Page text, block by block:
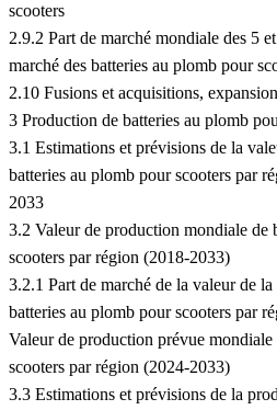
scooters
2.9.2 Part de marché mondiale des 5
marché des batteries au plomb pour
2.10 Fusions et acquisitions, expansion
3 Production de batteries au plomb
3.1 Estimations et prévisions de la
batteries au plomb pour scooters par
2033
3.2 Valeur de production mondiale de
scooters par région (2018-2033)
3.2.1 Part de marché de la valeur de
batteries au plomb pour scooters par
Valeur de production prévue
scooters par région (2024-2033)
3.3 Estimations et prévisions de la